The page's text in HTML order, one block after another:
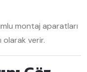
montaj aparatları
olarak verir.